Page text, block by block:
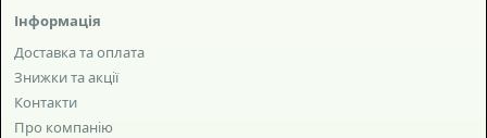
Інформація
Доставка та оплата
Знижки та акції
Контакти
Про компанію